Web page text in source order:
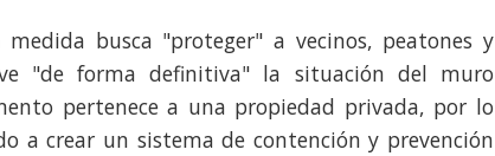
busca "proteger" a vecinos, peatones y
"de forma definitiva" la situación del muro
pertenece a una propiedad privada, por lo
a crear un sistema de contención y prevención